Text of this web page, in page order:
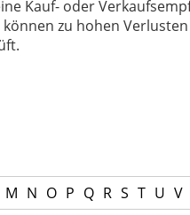
Kauf- oder
zu hohen
M N O P Q R S T U V